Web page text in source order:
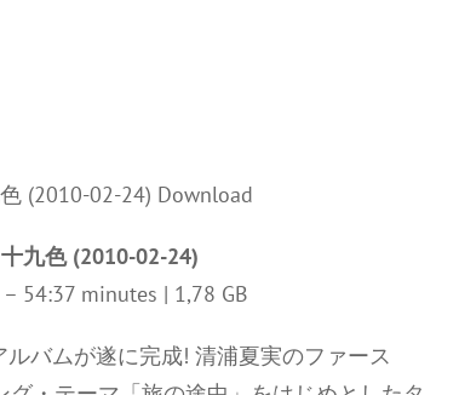
九色 (2010-02-24)
54:37 minutes | 1,78 GB
バムが遂に完成! 清浦夏実のファース